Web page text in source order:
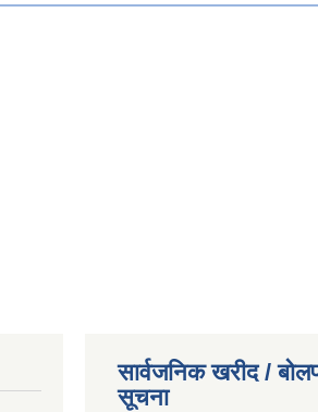
सार्वजनिक खरीद /
सूचना